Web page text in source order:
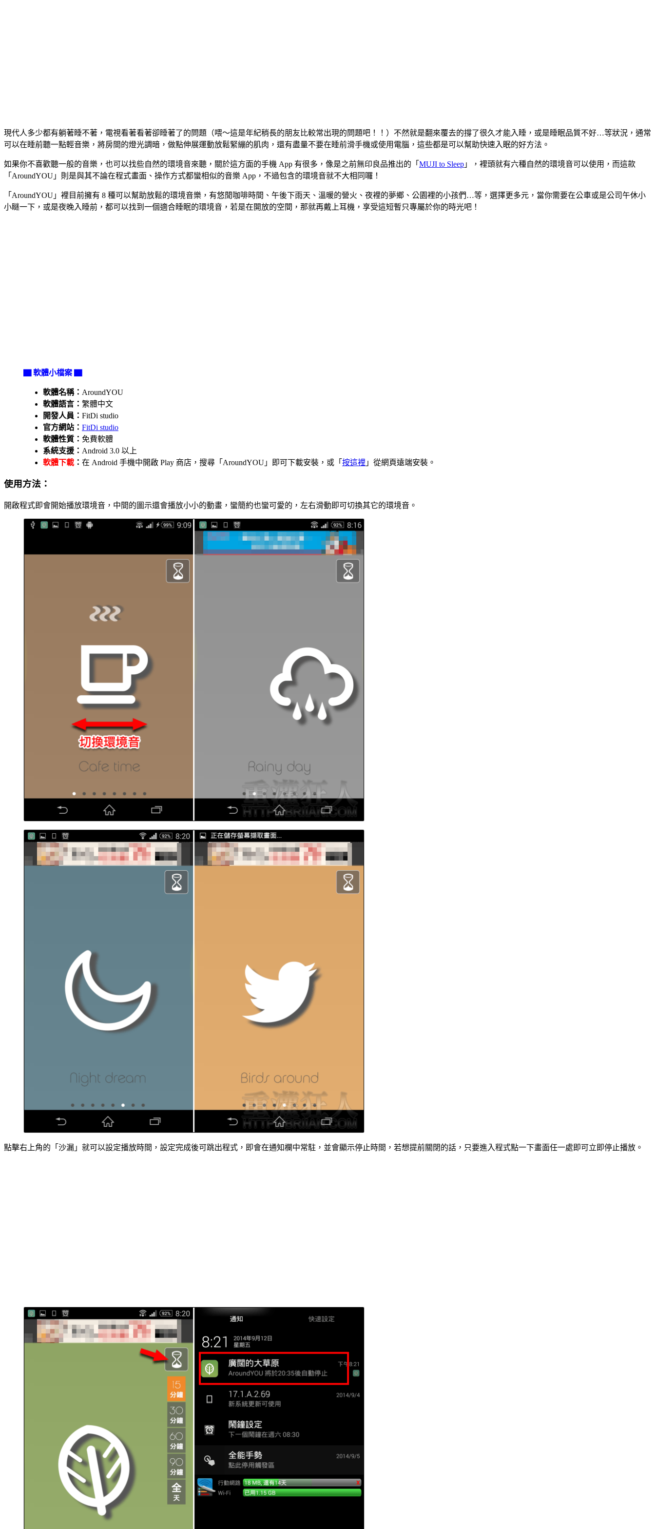
現代人多少都有躺著睡不著，電視看著看著卻睡著了的問題（喂～這是年紀稍長的朋友比較常出現的問題吧！！）不然就是翻來覆去的撐了很久才能入睡，或是睡眠品質不好…等狀況，通常
可以在睡前聽一點輕音樂，將房間的燈光調暗，做點伸展運動放鬆緊繃的肌肉，還有盡量不要在睡前滑手機或使用電腦，這些都是可以幫助快速入眠的好方法。
如果你不喜歡聽一般的音樂，也可以找些自然的環境音來聽，關於這方面的手機 App 有很多，像是之前無印良品推出的「 MUJI to Sleep 」，裡頭就有六種自然的環境音可以使用，而這款
「AroundYOU」則是與其不論在程式畫面、操作方式都蠻相似的音樂 App，不過包含的環境音就不大相同囉！
「AroundYOU」裡目前擁有 8 種可以幫助放鬆的環境音樂，有悠閒咖啡時間、午後下雨天、溫暖的營火、夜裡的夢鄉、公園裡的小孩們…等，選擇更多元，當你需要在公車或是公司午休小
小瞇一下，或是夜晚入睡前，都可以找到一個適合睡眠的環境音，若是在開放的空間，那就再戴上耳機，享受這短暫只專屬於你的時光吧！
▇ 軟體小檔案 ▇
軟體名稱： AroundYOU
軟體語言： 繁體中文
開發人員： FitDi studio
官方網站： FitDi studio
軟體性質： 免費軟體
系統支援： Android 3.0 以上
軟體下載 ： 在 Android 手機中開啟 Play 商店，搜尋「AroundYOU」即可下載安裝，或「 按這裡 」從網頁遠端安裝。
使用方法：
開啟程式即會開始播放環境音，中間的圖示還會播放小小的動畫，蠻簡約也蠻可愛的，左右滑動即可切換其它的環境音。
點擊右上角的「沙漏」就可以設定播放時間，設定完成後可跳出程式，即會在通知欄中常駐，並會顯示停止時間，若想提前關閉的話，只要進入程式點一下畫面任一處即可立即停止播放。